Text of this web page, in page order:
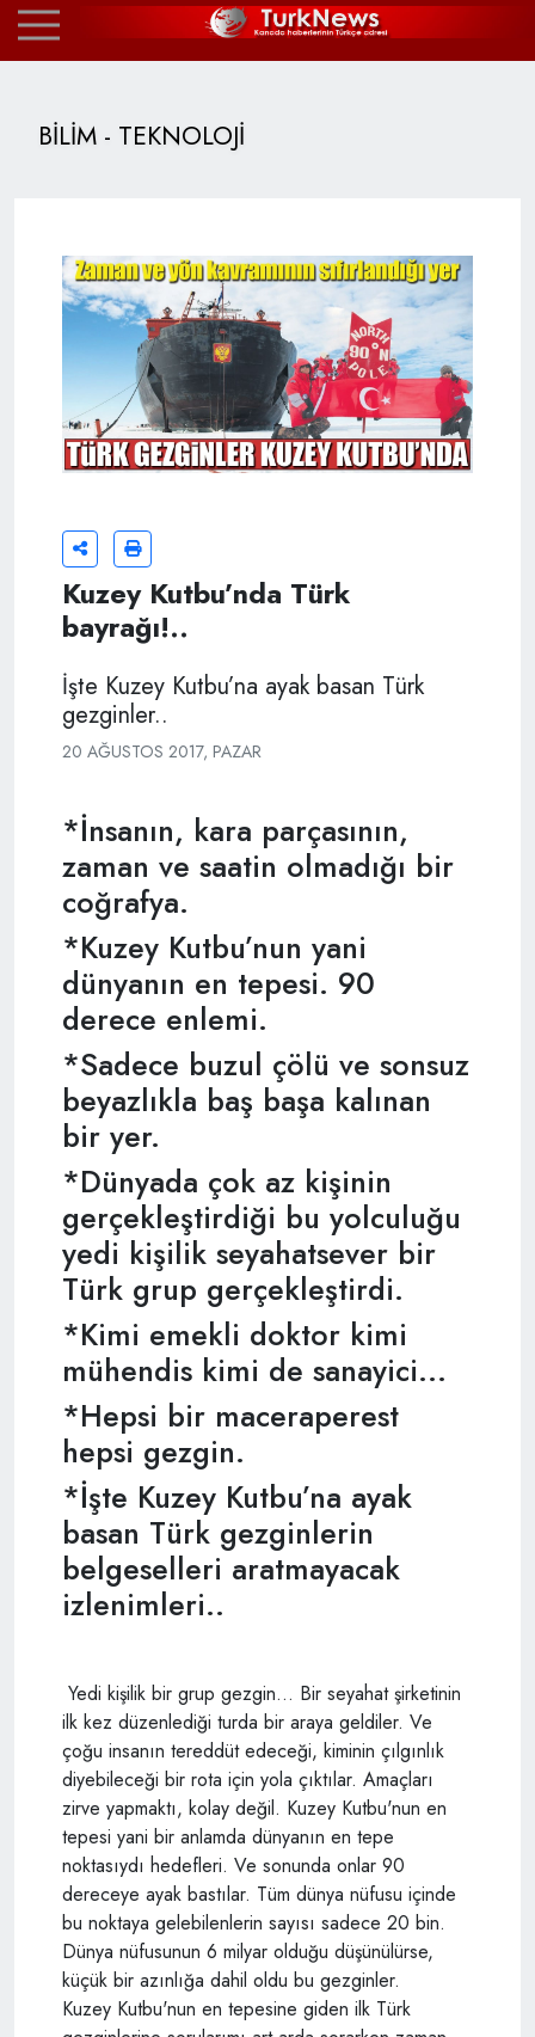
BİLİM - TEKNOLOJİ
Kuzey Kutbu’nda Türk
bayrağı!..
İşte Kuzey Kutbu’na ayak basan Türk
gezginler..
20 AĞUSTOS 2017, PAZAR
*İnsanın, kara parçasının,
zaman ve saatin olmadığı bir
coğrafya.
*Kuzey Kutbu’nun yani
dünyanın en tepesi. 90
derece enlemi.
*Sadece buzul çölü ve sonsuz
beyazlıkla baş başa kalınan
bir yer.
*Dünyada çok az kişinin
gerçekleştirdiği bu yolculuğu
yedi kişilik seyahatsever bir
Türk grup gerçekleştirdi.
*Kimi emekli doktor kimi
mühendis kimi de sanayici...
*Hepsi bir maceraperest
hepsi gezgin.
*İşte Kuzey Kutbu’na ayak
basan Türk gezginlerin
belgeselleri aratmayacak
izlenimleri..
Yedi kişilik bir grup gezgin... Bir seyahat şirketinin
ilk kez düzenlediği turda bir araya geldiler. Ve
çoğu insanın tereddüt edeceği, kiminin çılgınlık
diyebileceği bir rota için yola çıktılar. Amaçları
zirve yapmaktı, kolay değil. Kuzey Kutbu'nun en
tepesi yani bir anlamda dünyanın en tepe
noktasıydı hedefleri. Ve sonunda onlar 90
dereceye ayak bastılar. Tüm dünya nüfusu içinde
bu noktaya gelebilenlerin sayısı sadece 20 bin.
Dünya nüfusunun 6 milyar olduğu düşünülürse,
küçük bir azınlığa dahil oldu bu gezginler.
Kuzey Kutbu'nun en tepesine giden ilk Türk